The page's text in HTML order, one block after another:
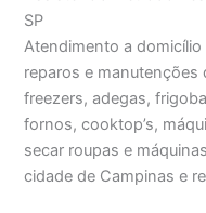
SP
Atendimento a
reparos e manutenções
freezers, adegas,
fornos, cooktop’s,
secar roupas e
cidade de Campinas e